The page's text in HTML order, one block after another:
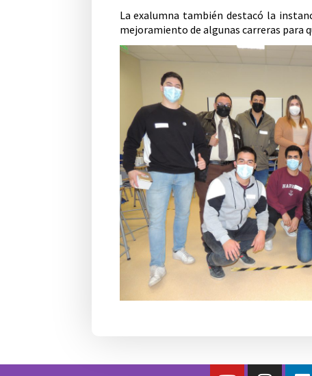
La exalumna también destacó la
mejoramiento de algunas carreras para